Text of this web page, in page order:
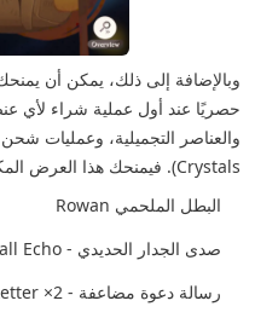
حصريًا عند أول عملية شراء لأي
Crystals). فيمنحك هذا العرض المكافئات التالية:
البطل الملحمي Rowan
صدى الجدار الحديدي - Ironwall Echo
رسالة دعوة مضاعفة - 2× Invite Letter